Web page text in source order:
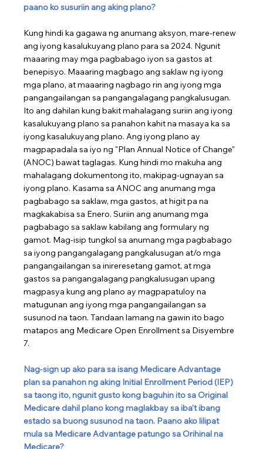
paano ko susuriin ang aking plano?
Kung hindi ka gagawa ng anumang aksyon, mare-renew
ang iyong kasalukuyang plano para sa 2024. Ngunit
maaaring may mga pagbabago iyon sa gastos at
benepisyo. Maaaring magbago ang saklaw ng iyong
mga plano, at maaaring nagbago rin ang iyong mga
pangangailangan sa pangangalagang pangkalusugan.
Ito ang dahilan kung bakit mahalagang suriin ang iyong
kasalukuyang plano sa panahon kahit na masaya ka sa
iyong kasalukuyang plano. Ang iyong plano ay
magpapadala sa iyo ng "Plan Annual Notice of Change"
(ANOC) bawat taglagas. Kung hindi mo makuha ang
mahalagang dokumentong ito, makipag-ugnayan sa
iyong plano. Kasama sa ANOC ang anumang mga
pagbabago sa saklaw, mga gastos, at higit pa na
magkakabisa sa Enero. Suriin ang anumang mga
pagbabago sa saklaw kabilang ang formulary ng
gamot. Mag-isip tungkol sa anumang mga pagbabago
sa iyong pangangalagang pangkalusugan at/o mga
pangangailangan sa inireresetang gamot, at mga
gastos sa pangangalagang pangkalusugan upang
magpasya kung ang plano ay magpapatuloy na
matugunan ang iyong mga pangangailangan sa
susunod na taon. Tandaan lamang na gawin ito bago
matapos ang Medicare Open Enrollment sa Disyembre
7.
Nag-sign up ako para sa isang Medicare Advantage
plan sa panahon ng aking Initial Enrollment Period (IEP)
sa taong ito, ngunit gusto kong baguhin ito sa Original
Medicare dahil plano kong maglakbay sa iba't ibang
estado sa buong susunod na taon. Paano ako lilipat
mula sa Medicare Advantage patungo sa Orihinal na
Medicare?